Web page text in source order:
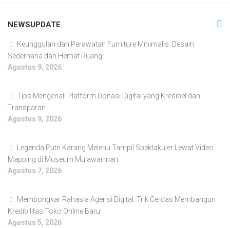
NEWSUPDATE
Keunggulan dan Perawatan Furniture Minimalis: Desain
Sederhana dan Hemat Ruang
Agustus 9, 2026
Tips Mengenali Platform Donasi Digital yang Kredibel dan
Transparan
Agustus 9, 2026
Legenda Putri Karang Melenu Tampil Spektakuler Lewat Video
Mapping di Museum Mulawarman
Agustus 7, 2026
Membongkar Rahasia Agensi Digital: Trik Cerdas Membangun
Kredibilitas Toko Online Baru
Agustus 5, 2026